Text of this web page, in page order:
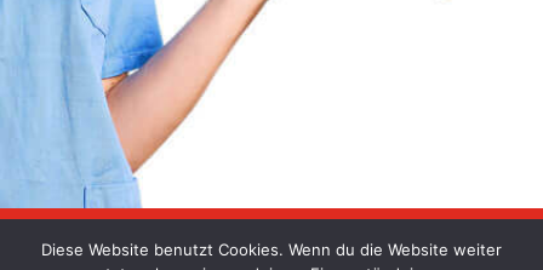
Diese Website benutzt Cookies. Wenn du die Website weiter